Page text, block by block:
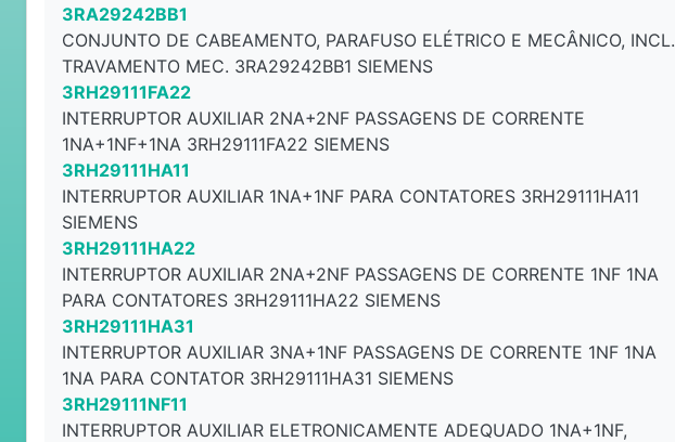
3RA29242BB1
CONJUNTO DE CABEAMENTO, PARAFUSO ELÉTRICO E MECÂNICO, INCL.
TRAVAMENTO MEC. 3RA29242BB1 SIEMENS
3RH29111FA22
INTERRUPTOR AUXILIAR 2NA+2NF PASSAGENS DE CORRENTE
1NA+1NF+1NA 3RH29111FA22 SIEMENS
3RH29111HA11
INTERRUPTOR AUXILIAR 1NA+1NF PARA CONTATORES 3RH29111HA11
SIEMENS
3RH29111HA22
INTERRUPTOR AUXILIAR 2NA+2NF PASSAGENS DE CORRENTE 1NF 1NA
PARA CONTATORES 3RH29111HA22 SIEMENS
3RH29111HA31
INTERRUPTOR AUXILIAR 3NA+1NF PASSAGENS DE CORRENTE 1NF 1NA
1NA PARA CONTATOR 3RH29111HA31 SIEMENS
3RH29111NF11
INTERRUPTOR AUXILIAR ELETRONICAMENTE ADEQUADO 1NA+1NF,